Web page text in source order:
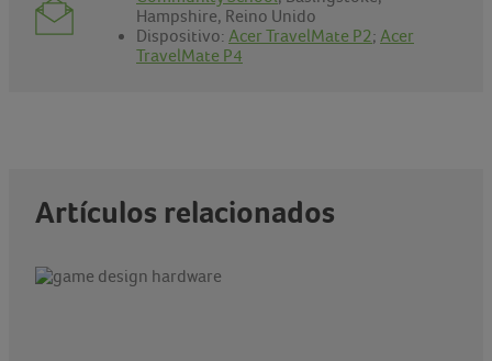
Hampshire, Reino Unido
Dispositivo: Acer TravelMate P2; Acer
TravelMate P4
Artículos relacionados